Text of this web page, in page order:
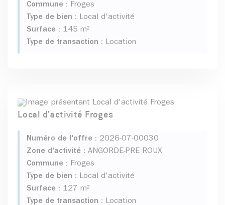
Commune : Froges
Type de bien : Local d'activité
Surface : 145 m²
Type de transaction : Location
Local d'activité Froges
Numéro de l'offre : 2026-07-00030
Zone d'activité : ANGORDE-PRE ROUX
Commune : Froges
Type de bien : Local d'activité
Surface : 127 m²
Type de transaction : Location